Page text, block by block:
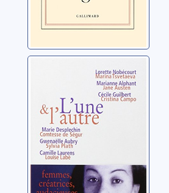
L'une et l'autre